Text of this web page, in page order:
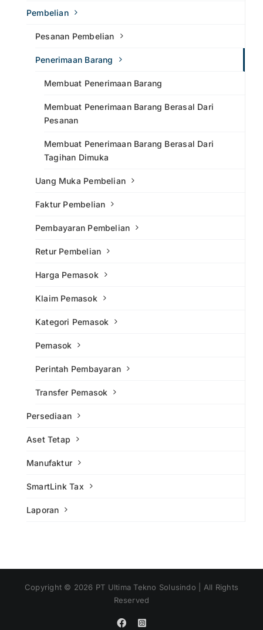
Pembelian
Pesanan Pembelian
Penerimaan Barang
Membuat Penerimaan Barang
Membuat Penerimaan Barang Berasal Dari
Pesanan
Membuat Penerimaan Barang Berasal Dari
Tagihan Dimuka
Uang Muka Pembelian
Faktur Pembelian
Pembayaran Pembelian
Retur Pembelian
Harga Pemasok
Klaim Pemasok
Kategori Pemasok
Pemasok
Perintah Pembayaran
Transfer Pemasok
Persediaan
Aset Tetap
Manufaktur
SmartLink Tax
Laporan
Copyright © 2026 PT Ultima Tekno Solusindo | All Rights
Reserved
FacebookInstagram